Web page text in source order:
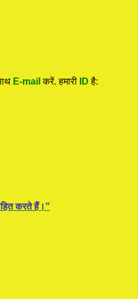
E-mail करें. हमारी IDहै:
करते हैं।”